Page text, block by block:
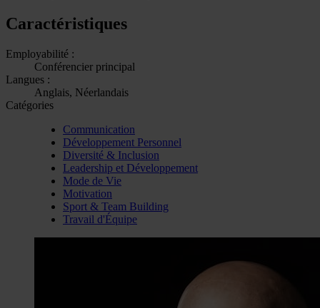
Caractéristiques
Employabilité :
Conférencier principal
Langues :
Anglais, Néerlandais
Catégories
Communication
Développement Personnel
Diversité & Inclusion
Leadership et Développement
Mode de Vie
Motivation
Sport & Team Building
Travail d'Équipe